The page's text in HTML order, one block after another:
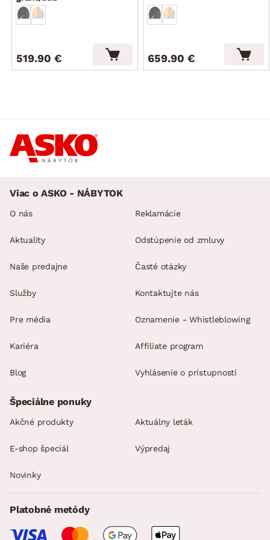
519.90 € 659.90 €
Viac o ASKO - NÁBYTOK
O nás
Aktuality
Naše predajne
Služby
Pre média
Kariéra
Blog
Reklamácie
Odstúpenie od zmluvy
Časté otázky
Kontaktujte nás
Oznamenie - Whistleblowing
Affiliate program
Vyhlásenie o prístupnosti
Špeciálne ponuky
Akčné produkty Aktuálny leták
E-shop špeciál Výpredaj
Novinky
Platobné metódy